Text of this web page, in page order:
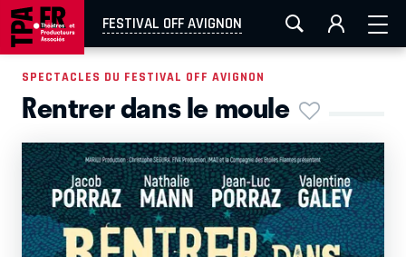
FESTIVAL OFF AVIGNON
AIX-MARSEILLE AURAY CAEN LA ROCHELLE
EN TOURNÉE
SPECTACLES DU FESTIVAL OFF AVIGNON
Rentrer dans le moule